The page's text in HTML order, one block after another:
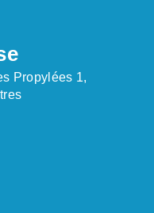
Propylées 1,